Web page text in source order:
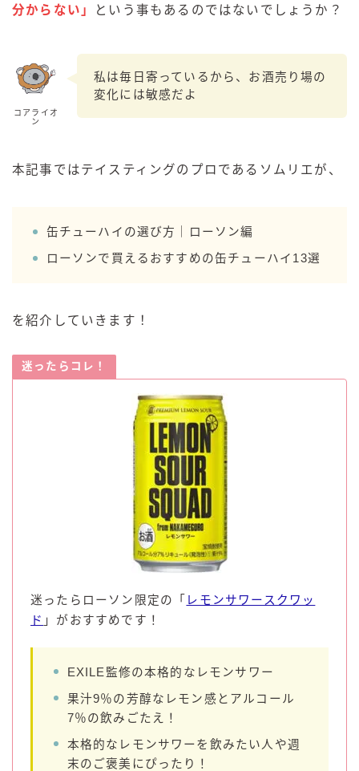
ザ・カクテルクラフト
クリアクーラー
FRUITZER (フルーツァー）
三ツ星グレフルサワー
レモン・ザ・リッチ
WATER SOUR(ウォーターサワ)
焼酎ハイボール
タカラCANチューハイ
宝焼酎のお茶割りシリーズ
寶「丸おろし」
極上レモンサワー
極上フルーツサワー
檸檬堂
オリオンビール
natura WATTA
ちゅらWATTA
その他メーカー
分からない」
という事もあるのではないでしょうか？
コアライオ
ン
私は毎日寄っているから、お酒売り場の
変化には敏感だよ
本記事ではテイスティングのプロであるソムリエが、
缶チューハイの選び方｜ローソン編
ローソンで買えるおすすめの缶チューハイ13選
を紹介していきます！
迷ったらコレ！
迷ったらローソン限定の「 レモンサワースクワッ
ド 」がおすすめです！
EXILE監修の本格的なレモンサワー
果汁9％の芳醇なレモン感とアルコール
7％の飲みごたえ！
本格的なレモンサワーを飲みたい人や週
末のご褒美にぴったり！